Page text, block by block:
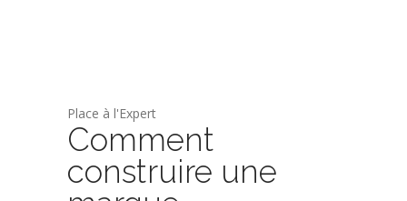
Place à l'Expert
Comment
construire une